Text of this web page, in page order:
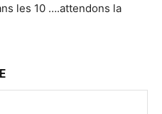
les 10 ….attendons la